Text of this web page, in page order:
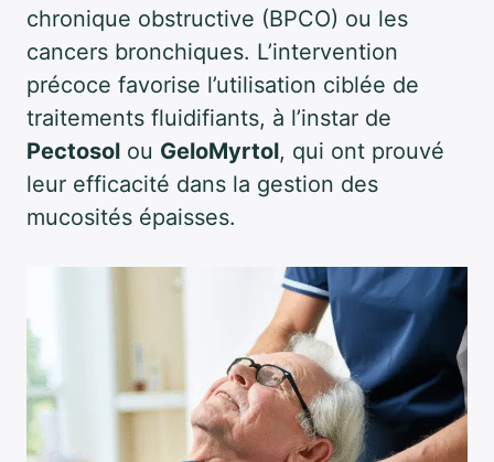
chronique obstructive (BPCO) ou les
cancers bronchiques. L’intervention
précoce favorise l’utilisation ciblée de
traitements fluidifiants, à l’instar de
Pectosol ou GeloMyrtol, qui ont prouvé
leur efficacité dans la gestion des
mucosités épaisses.